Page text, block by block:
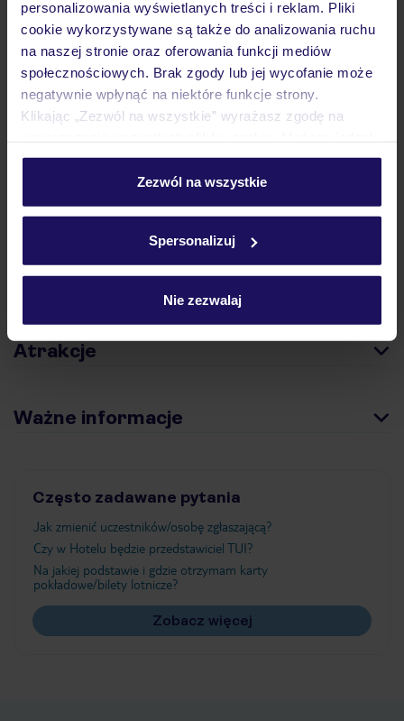
personalizowania wyświetlanych treści i reklam. Pliki
cookie wykorzystywane są także do analizowania ruchu
na naszej stronie oraz oferowania funkcji mediów
społecznościowych. Brak zgody lub jej wycofanie może
negatywnie wpłynąć na niektóre funkcje strony.
Klikając „Zezwól na wszystkie” wyrażasz zgodę na
personalizować swój wybór wchodząc w zakładkę
Szczegółowe informacje o plikach cookie znajdziesz
Zezwól na wszystkie
Spersonalizuj
Nie zezwalaj
Hotel
Pokoje
Wyżywienie
Atrakcje
Ważne informacje
Często zadawane pytania
Jak zmienić uczestników/osobę zgłaszającą?
Czy w Hotelu będzie przedstawiciel TUI?
Na jakiej podstawie i gdzie otrzymam karty
pokładowe/bilety lotnicze?
Zobacz więcej